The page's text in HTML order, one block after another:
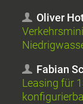
Oliver
Fabian
Leasing für